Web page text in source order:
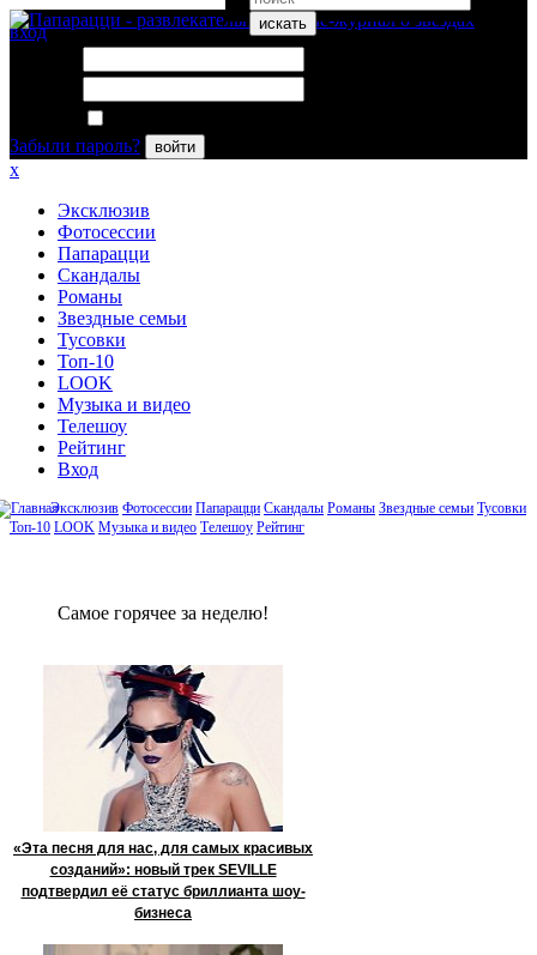
искать
вход
Забыли пароль?
войти
x
Эксклюзив
Фотосессии
Папарацци
Скандалы
Романы
Звездные семьи
Тусовки
Топ-10
LOOK
Музыка и видео
Телешоу
Рейтинг
Вход
Эксклюзив Фотосессии Папарацци Скандалы Романы Звездные семьи Тусовки
Топ-10 LOOK Музыка и видео Телешоу Рейтинг
Сaмое гoрячее за неделю!
«Эта песня для нас, для самых красивых
созданий»: новый трек SEVILLE
подтвердил её статус бриллианта шоу-
бизнеса